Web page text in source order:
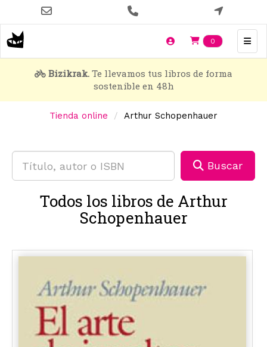
contenido
principal
0 Items en
Bizikrak. Te llevamos tus libros de forma
sostenible en 48h
Tienda online Arthur Schopenhauer
Buscar
Todos los libros de Arthur
Schopenhauer